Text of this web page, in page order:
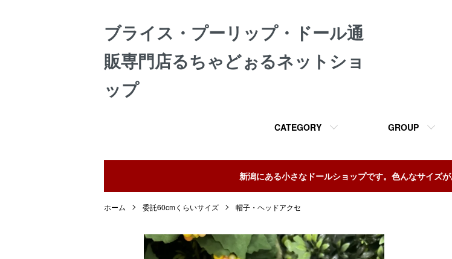
ブライス・プーリップ・ドール通
販専門店るちゃどぉるネットショ
ップ
CATEGORY GROUP
新潟にある小さなドールショップです。色んなサイズ
ホーム 委託60cmくらいサイズ 帽子・ヘッドアクセ